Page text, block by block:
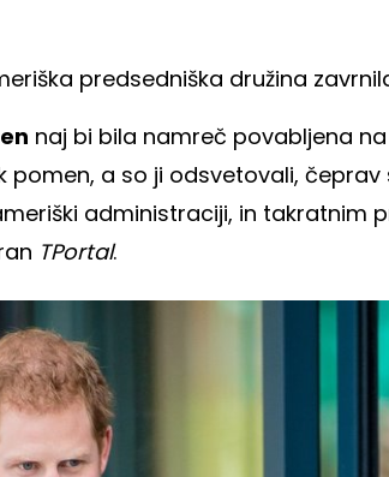
predsedniška družina
naj bi bila namreč povabljena
pomen, a so ji odsvetovali, čeprav
administraciji, in takratnim
TPortal.